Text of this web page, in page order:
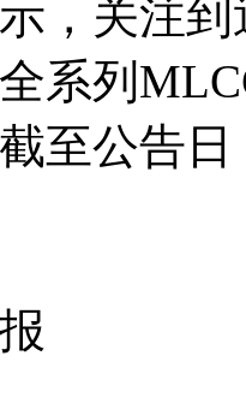
，关注
系列
至公告